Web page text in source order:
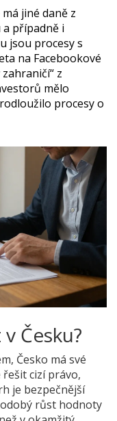
jiné daně z
případně i
jsou procesy s
na Facebookové
z
mělo
procesy o
Česku?
Česko má své
řešit cizí právo,
je bezpečnější
růst hodnoty